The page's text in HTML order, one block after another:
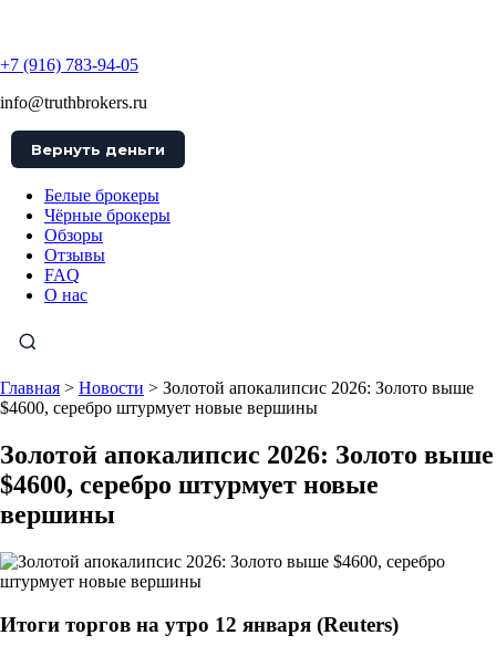
+7 (916) 783-94-05
info@truthbrokers.ru
Вернуть деньги
Белые брокеры
Чёрные брокеры
Обзоры
Отзывы
FAQ
О нас
Главная > Новости > Золотой апокалипсис 2026: Золото выше
$4600, серебро штурмует новые вершины
Золотой апокалипсис 2026: Золото выше
$4600, серебро штурмует новые
вершины
Итоги торгов на утро 12 января (Reuters)